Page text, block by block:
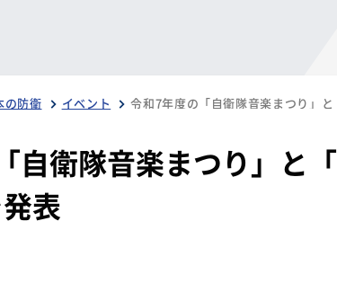
の防衛 イベント
自衛隊音楽まつり」と「
表